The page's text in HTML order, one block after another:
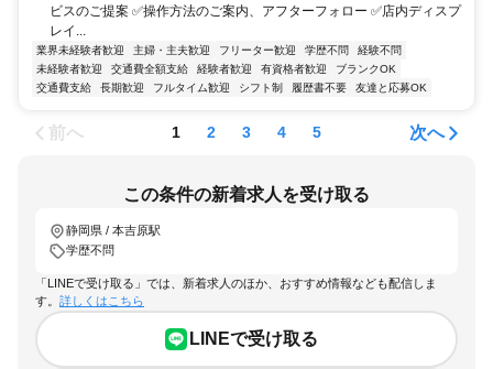
ビスのご提案 ✅操作方法のご案内、アフターフォロー ✅店内ディスプ
レイ...
業界未経験者歓迎 主婦・主夫歓迎 フリーター歓迎 学歴不問
経験不問
未経験者歓迎
交通費全額支給 経験者歓迎 有資格者歓迎
ブランクOK
交通費支給
長期歓迎 フルタイム歓迎 シフト制 履歴書不要 友達と応募OK
前へ 1 2 3 4 5 次へ
この条件の新着求人を受け取る
静岡県 / 本吉原駅
学歴不問
「LINEで受け取る」では、新着求人のほか、おすすめ情報なども配信しま
す。 詳しくはこちら
LINEで受け取る